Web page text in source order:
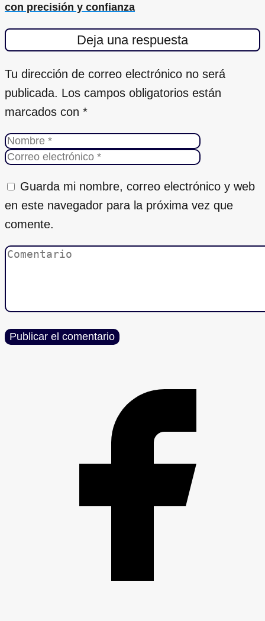
con precisión y confianza
Deja una respuesta
Tu dirección de correo electrónico no será
publicada. Los campos obligatorios están
marcados con *
Guarda mi nombre, correo electrónico y web
en este navegador para la próxima vez que
comente.